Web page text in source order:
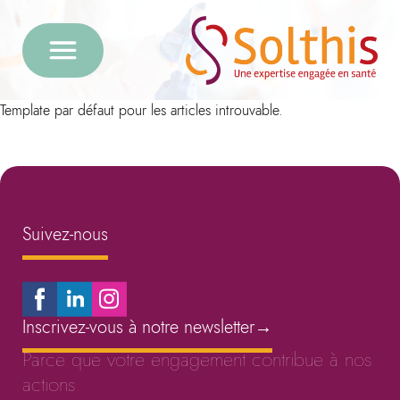
Template par défaut pour les articles introuvable.
Suivez-nous
Inscrivez-vous à notre newsletter→
Parce que votre engagement contribue à nos
actions.